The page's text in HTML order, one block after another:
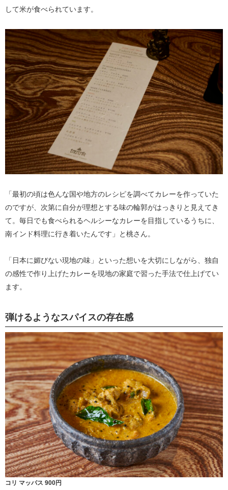
して米が食べられています。
「最初の頃は色んな国や地方のレシピを調べてカレーを作っていた
のですが、次第に自分が理想とする味の輪郭がはっきりと見えてき
て。毎日でも食べられるヘルシーなカレーを目指しているうちに、
南インド料理に行き着いたんです」と桃さん。
「日本に媚びない現地の味」といった想いを大切にしながら、独自
の感性で作り上げたカレーを現地の家庭で習った手法で仕上げてい
ます。
弾けるようなスパイスの存在感
コリ マッパス 900円